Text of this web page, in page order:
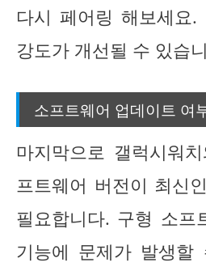
다시 페어링 해보세요
강도가 개선될 수 있습
소프트웨어 업데이트 여
마지막으로 갤럭시워
프트웨어 버전이 최신
필요합니다. 구형 소프
기능에 문제가 발생할